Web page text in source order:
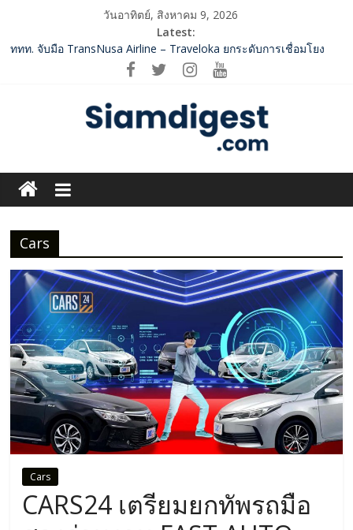
content
วันอาทิตย์, สิงหาคม 9, 2026
Latest:
ททท. จับมือ TransNusa Airline – Traveloka ยกระดับการเชื่อมโยง
ไทย–อินโดนีเซีย ดันไทยสู่จุดหมายปลายทางคุณภาพ เชื่อม Asean
กกท.เปิดเกมรุก! ดันเอเชียนเกมส์ให้เป็นมากกว่าการแข่งขัน ผ่าน
แคมเปญระดับชาติ
Vitafoods Asia 2026 ตัวเร่งอุตสาหกรรมสารสกัดไทย ชูงานวิจัย –
เครือข่ายโลก สร้างมูลค่าเศรษฐกิจใหม่ ขานรับตลาดโภชนาการ
สุขภาพโลกโตทะลุล้านล้านดอลลาร์
‘RAKSAPHAN’ เปิดฉากคอลเลกชันระดับมาสเตอร์พีซคอลเลกชันแรก
รังสรรค์ “ผ้าลายน้ำไหล” สู่ชิ้นงานศิลปะสะสมสุดลิมิเต็ด ถ่ายทอด
SME D Bank ผนึกกำลัง สถาบันอาหาร เปิดตัว “FOODNext SME D
Navigator” ชูยุทธศาสตร์ “แหล่งทุนคู่องค์ความรู้” ติดปีก SME อาหาร
ไทยแข่งขันได้ในเวทีโลก
Siam
Digest.com
ฺีBusiness
&
Variety
Cars
Cars
CARS24 เตรียมยกทัพรถมือ